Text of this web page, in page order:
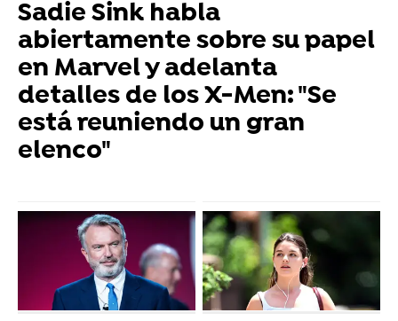
Sadie Sink habla
abiertamente sobre su papel
en Marvel y adelanta
detalles de los X-Men: "Se
está reuniendo un gran
elenco"